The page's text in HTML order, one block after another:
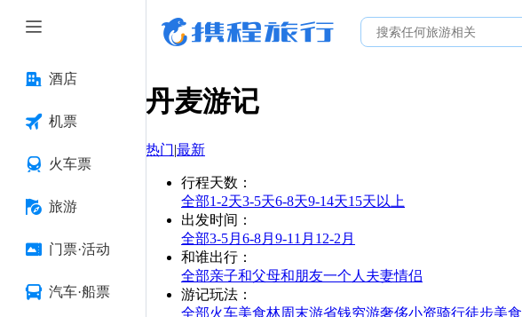
酒店
机票
火车票
旅游
门票·活动
汽车·船票
丹麦游记
热门|最新
行程天数 ：
全部1-2天3-5天6-8天9-14天15天以上
出发时间 ：
全部3-5月 6-8月 9-11月 12-2月
和谁出行 ：
全部亲子和父母和朋友一个人 夫妻情侣
游记玩法 ：
全部火车美食林周末游省钱穷游奢侈小资骑行徒步美食